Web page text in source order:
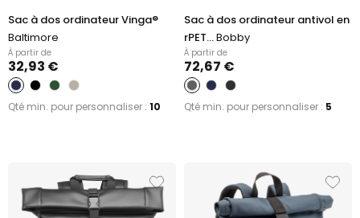
Sac à dos ordinateur Vinga®
Baltimore
À partir de
32,93 €
Qté min. pour personnaliser : 10
Sac à dos ordinateur antivol en
rPET...Bobby
À partir de
72,67 €
Qté min. pour personnaliser : 5